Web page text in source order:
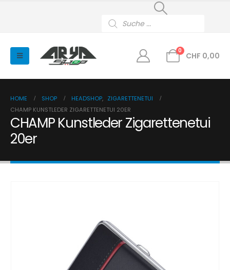
search
0
CHF 0,00
HOME SHOP HEADSHOP, ZIGARETTENETUI
CHAMP KUNSTLEDER ZIGARETTENETUI 20ER
CHAMP Kunstleder Zigarettenetui
20er